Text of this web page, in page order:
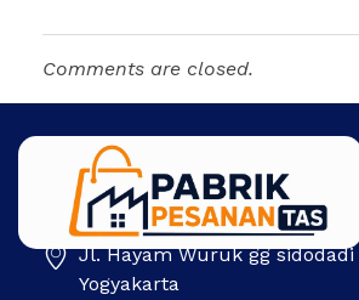
Comments are closed.
Pabrik Pesanan Tas Jl. Hayam Wuruk gg sidodadi
Yogyakarta